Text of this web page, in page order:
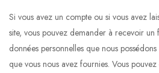
Si vous avez un compte ou si vous avez
site, vous pouvez demander à recevoir un
données personnelles que nous
que vous nous avez fournies. Vous